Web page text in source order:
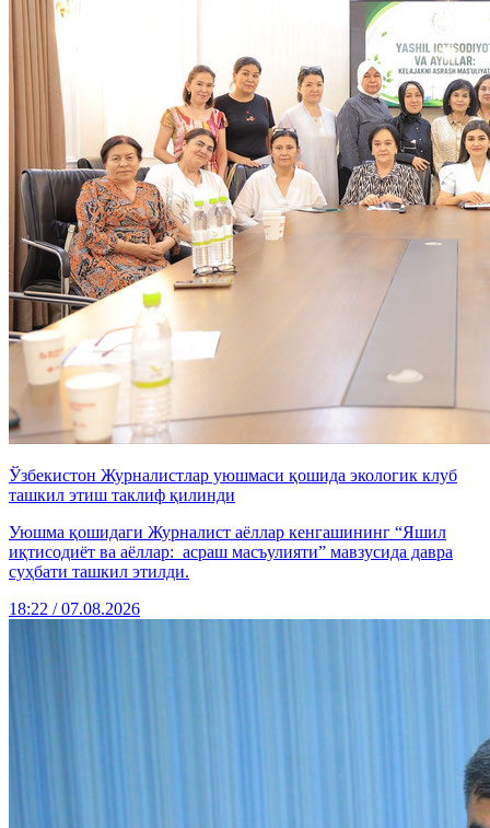
Ўзбекистон Журналистлар уюшмаси қошида экологик клуб
ташкил этиш таклиф қилинди
Уюшма қошидаги Журналист аёллар кенгашининг “Яшил
иқтисодиёт ва аёллар: асраш масъулияти” мавзусида давра
суҳбати ташкил этилди.
18:22 / 07.08.2026